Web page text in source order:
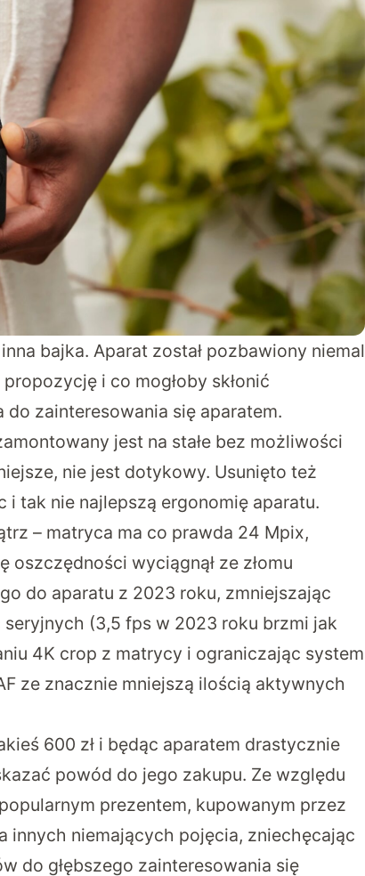
bajka. Aparat został pozbawiony niemal
i co mogłoby skłonić
zainteresowania się aparatem.
jest na stałe bez możliwości
nie jest dotykowy. Usunięto też
tak nie najlepszą ergonomię aparatu.
– matryca ma co prawda 24 Mpix,
oszczędności wyciągnął ze złomu
do aparatu z 2023 roku, zmniejszając
(3,5 fps w 2023 roku brzmi jak
4K crop z matrycy i ograniczając system
ze znacznie mniejszą ilością aktywnych
600 zł i będąc aparatem drastycznie
powód do jego zakupu. Ze względu
prezentem, kupowanym przez
niemających pojęcia, zniechęcając
do głębszego zainteresowania się